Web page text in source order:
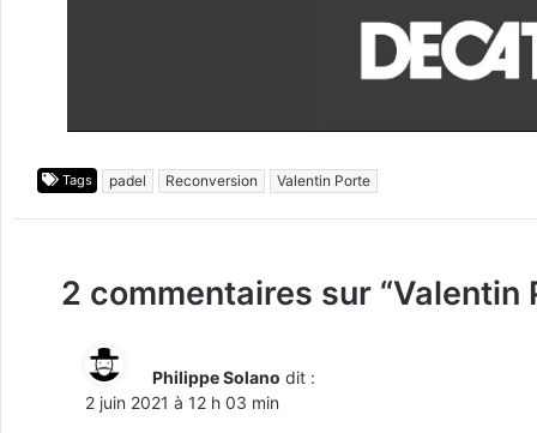
Tags padel Reconversion Valentin Porte
2 commentaires sur “Valentin
Philippe Solano dit :
2 juin 2021 à 12 h 03 min